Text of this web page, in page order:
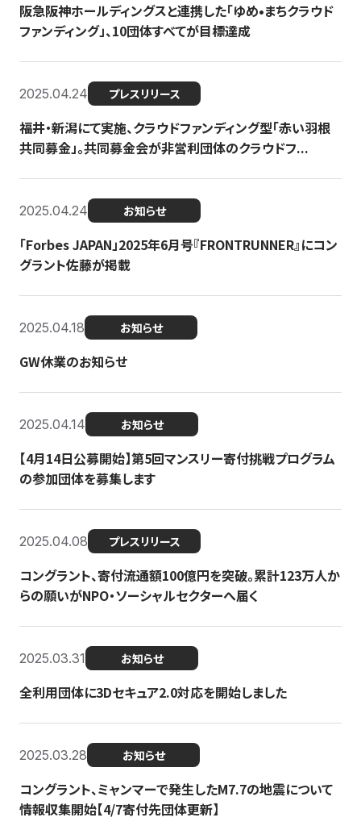
阪急阪神ホールディングスと連携した「ゆめ•まちクラウド
ファンディング」、10団体すべてが目標達成
2025.04.24 プレスリリース
福井・新潟にて実施、クラウドファンディング型「赤い羽根
共同募金」。共同募金会が非営利団体のクラウドフ...
2025.04.24 お知らせ
「Forbes JAPAN」2025年6月号『FRONTRUNNER』にコン
グラント佐藤が掲載
2025.04.18 お知らせ
GW休業のお知らせ
2025.04.14 お知らせ
【4月14日公募開始】第5回マンスリー寄付挑戦プログラム
の参加団体を募集します
2025.04.08 プレスリリース
コングラント、寄付流通額100億円を突破。累計123万人か
らの願いがNPO・ソーシャルセクターへ届く
2025.03.31 お知らせ
全利用団体に3Dセキュア2.0対応を開始しました
2025.03.28 お知らせ
コングラント、ミャンマーで発生したM7.7の地震について
情報収集開始【4/7寄付先団体更新】